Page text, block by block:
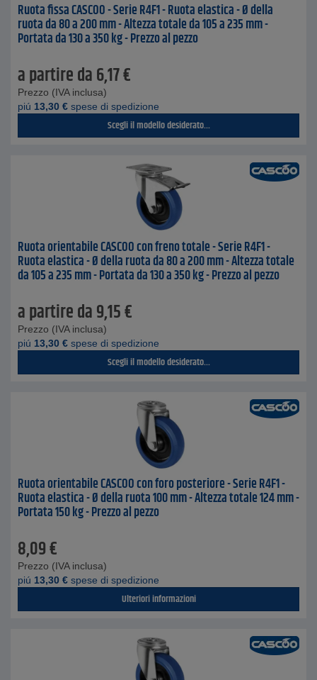
Ruota fissa CASCOO - Serie R4F1 - Ruota elastica - Ø della
ruota da 80 a 200 mm - Altezza totale da 105 a 235 mm -
Portata da 130 a 350 kg - Prezzo al pezzo
a partire da6,17€
Prezzo (IVA inclusa)
piú 13,30 € spese di spedizione
Scegli il modello desiderato...
Ruota orientabile CASCOO con freno totale - Serie R4F1 -
Ruota elastica - Ø della ruota da 80 a 200 mm - Altezza totale
da 105 a 235 mm - Portata da 130 a 350 kg - Prezzo al pezzo
a partire da9,15€
Prezzo (IVA inclusa)
piú 13,30 € spese di spedizione
Scegli il modello desiderato...
Ruota orientabile CASCOO con foro posteriore - Serie R4F1 -
Ruota elastica - Ø della ruota 100 mm - Altezza totale 124 mm -
Portata 150 kg - Prezzo al pezzo
8,09€
Prezzo (IVA inclusa)
piú 13,30 € spese di spedizione
Ulteriori informazioni